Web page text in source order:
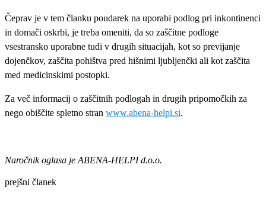
Čeprav je v tem članku poudarek na uporabi podlog pri inkontinenci
in domači oskrbi, je treba omeniti, da so zaščitne podloge
vsestransko uporabne tudi v drugih situacijah, kot so previjanje
dojenčkov, zaščita pohištva pred hišnimi ljubljenčki ali kot zaščita
med medicinskimi postopki.
Za več informacij o zaščitnih podlogah in drugih pripomočkih za
nego obiščite spletno stran www.abena-helpi.si.
Naročnik oglasa je ABENA-HELPI d.o.o.
prejšni članek